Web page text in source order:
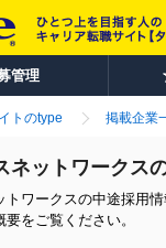
管理
トのtype 掲載企業
ネットワークス
トワークスの中途採用
をご覧ください。